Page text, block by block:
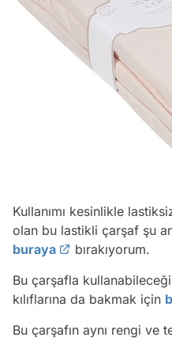
Kullanımı kesinlikle
olan bu lastikli çarşaf şu
buraya
bırakıyorum.
Bu çarşafla
kılıflarına da bakmak için
Bu çarşafın aynı rengi ve